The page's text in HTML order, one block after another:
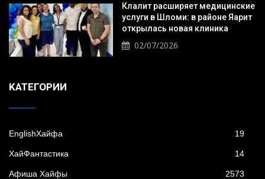
Клалит расширяет медицинские
услуги в Шломи: в районе Яарит
открылась новая клиника
02/07/2026
KАТЕГОРИИ
EnglishХайфа 19
XайФантастика 14
Афиша Хайфы 2573